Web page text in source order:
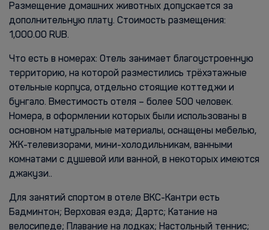
Размещение домашних животных допускается за
дополнительную плату. Стоимость размещения:
1,000.00 RUB.
Что есть в номерах: Отель занимает благоустроенную
территорию, на которой разместились трёхэтажные
отельные корпуса, отдельно стоящие коттеджи и
бунгало. Вместимость отеля – более 500 человек.
Номера, в оформлении которых были использованы в
основном натуральные материалы, оснащены мебелью,
ЖК-телевизорами, мини-холодильникам, ванными
комнатами с душевой или ванной, в некоторых имеются
джакузи..
Для занятий спортом в отеле ВКС-Кантри есть
Бадминтон; Верховая езда; Дартс; Катание на
велосипеде; Плавание на лодках; Настольный теннис;